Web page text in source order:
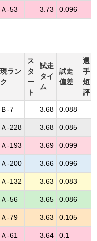
Ａ-53 3.73 0.096
現ラン
ク
ス
タ
ー
ト
試走
タイ
ム
試走
偏差
選
手
短
評
Ｂ-7 3.68 0.088
Ａ-228 3.68 0.085
Ａ-193 3.69 0.099
Ａ-200 3.66 0.096
Ａ-132 3.63 0.083
Ａ-56 3.65 0.086
Ａ-79 3.63 0.105
Ａ-61 3.64 0.1